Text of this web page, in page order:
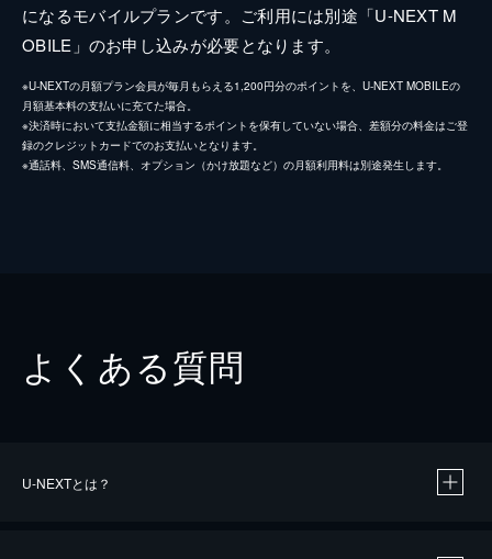
になるモバイルプランです。ご利用には別途「U-NEXT M
OBILE」のお申し込みが必要となります。
※U-NEXTの月額プラン会員が毎月もらえる1,200円分のポイントを、U-NEXT MOBILEの
月額基本料の支払いに充てた場合。
※決済時において支払金額に相当するポイントを保有していない場合、差額分の料金はご登
録のクレジットカードでのお支払いとなります。
※通話料、SMS通信料、オプション（かけ放題など）の月額利用料は別途発生します。
よくある質問
U-NEXTとは？